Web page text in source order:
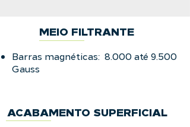
MEIO FILTRANTE
Barras magnéticas: 8.000 até 9.500
Gauss
ACABAMENTO SUPERFICIAL